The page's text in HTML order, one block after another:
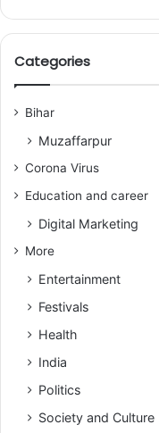
Categories
Bihar
Muzaffarpur
Corona Virus
Education and career
Digital Marketing
More
Entertainment
Festivals
Health
India
Politics
Society and Culture